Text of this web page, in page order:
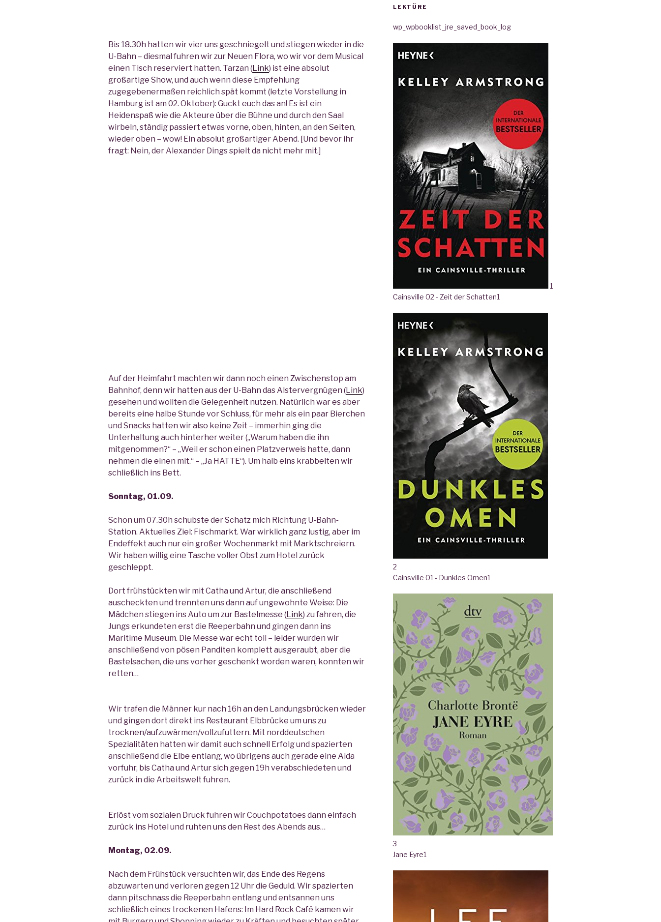
Bis 18.30h hatten wir vier uns geschniegelt und stiegen wieder in die
U-Bahn – diesmal fuhren wir zur Neuen Flora, wo wir vor dem Musical
einen Tisch reserviert hatten. Tarzan (Link) ist eine absolut
großartige Show, und auch wenn diese Empfehlung
zugegebenermaßen reichlich spät kommt (letzte Vorstellung in
Hamburg ist am 02. Oktober): Guckt euch das an! Es ist ein
Heidenspaß wie die Akteure über die Bühne und durch den Saal
wirbeln, ständig passiert etwas vorne, oben, hinten, an den Seiten,
wieder oben – wow! Ein absolut großartiger Abend. [Und bevor ihr
fragt: Nein, der Alexander Dings spielt da nicht mehr mit.]
Auf der Heimfahrt machten wir dann noch einen Zwischenstop am
Bahnhof, denn wir hatten aus der U-Bahn das Alstervergnügen (Link)
gesehen und wollten die Gelegenheit nutzen. Natürlich war es aber
bereits eine halbe Stunde vor Schluss, für mehr als ein paar Bierchen
und Snacks hatten wir also keine Zeit – immerhin ging die
Unterhaltung auch hinterher weiter („Warum haben die ihn
mitgenommen?“ – „Weil er schon einen Platzverweis hatte, dann
nehmen die einen mit.“ – „Ja HATTE“). Um halb eins krabbelten wir
schließlich ins Bett.
Sonntag, 01.09.
Schon um 07.30h schubste der Schatz mich Richtung U-Bahn-
Station. Aktuelles Ziel: Fischmarkt. War wirklich ganz lustig, aber im
Endeffekt auch nur ein großer Wochenmarkt mit Marktschreiern.
Wir haben willig eine Tasche voller Obst zum Hotel zurück
geschleppt.
Dort frühstückten wir mit Catha und Artur, die anschließend
auscheckten und trennten uns dann auf ungewohnte Weise: Die
Mädchen stiegen ins Auto um zur Bastelmesse (Link) zu fahren, die
Jungs erkundeten erst die Reeperbahn und gingen dann ins
Maritime Museum. Die Messe war echt toll – leider wurden wir
anschließend von pösen Panditen komplett ausgeraubt, aber die
Bastelsachen, die uns vorher geschenkt worden waren, konnten wir
retten…
Wir trafen die Männer kur nach 16h an den Landungsbrücken wieder
und gingen dort direkt ins Restaurant Elbbrücke um uns zu
trocknen/aufzuwärmen/vollzufuttern. Mit norddeutschen
Spezialitäten hatten wir damit auch schnell Erfolg und spazierten
anschließend die Elbe entlang, wo übrigens auch gerade eine Aida
vorfuhr, bis Catha und Artur sich gegen 19h verabschiedeten und
zurück in die Arbeitswelt fuhren.
Erlöst vom sozialen Druck fuhren wir Couchpotatoes dann einfach
zurück ins Hotel und ruhten uns den Rest des Abends aus…
Montag, 02.09.
Nach dem Frühstück versuchten wir, das Ende des Regens
abzuwarten und verloren gegen 12 Uhr die Geduld. Wir spazierten
dann pitschnass die Reeperbahn entlang und entsannen uns
schließlich eines trockenen Hafens: Im Hard Rock Café kamen wir
LEKTÜRE
wp_wpbooklist_jre_saved_book_log
1
Cainsville 02 - Zeit der Schatten1
2
Cainsville 01 - Dunkles Omen1
3
Jane Eyre1